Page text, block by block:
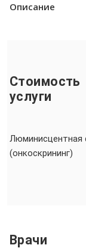
Описание
Стоимость
услуги
Люминисцентная
(онкоскрининг)
Врачи